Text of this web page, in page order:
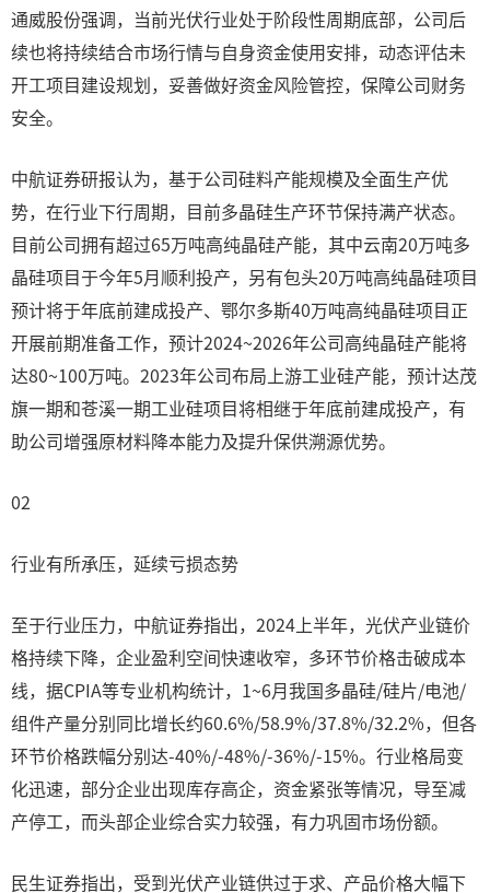
通威股份强调，当前光伏行业处于阶段性周期底部，公司后
续也将持续结合市场行情与自身资金使用安排，动态评估未
开工项目建设规划，妥善做好资金风险管控，保障公司财务
安全。
中航证券研报认为，基于公司硅料产能规模及全面生产优
势，在行业下行周期，目前多晶硅生产环节保持满产状态。
目前公司拥有超过65万吨高纯晶硅产能，其中云南20万吨多
晶硅项目于今年5月顺利投产，另有包头20万吨高纯晶硅项目
预计将于年底前建成投产、鄂尔多斯40万吨高纯晶硅项目正
开展前期准备工作，预计2024~2026年公司高纯晶硅产能将
达80~100万吨。2023年公司布局上游工业硅产能，预计达茂
旗一期和苍溪一期工业硅项目将相继于年底前建成投产，有
助公司增强原材料降本能力及提升保供溯源优势。
02
行业有所承压，延续亏损态势
至于行业压力，中航证券指出，2024上半年，光伏产业链价
格持续下降，企业盈利空间快速收窄，多环节价格击破成本
线，据CPIA等专业机构统计，1~6月我国多晶硅/硅片/电池/
组件产量分别同比增长约60.6%/58.9%/37.8%/32.2%，但各
环节价格跌幅分别达-40%/-48%/-36%/-15%。行业格局变
化迅速，部分企业出现库存高企，资金紧张等情况，导至减
产停工，而头部企业综合实力较强，有力巩固市场份额。
民生证券指出，受到光伏产业链供过于求、产品价格大幅下